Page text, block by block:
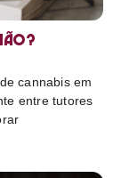
cannabis em
entre tutores